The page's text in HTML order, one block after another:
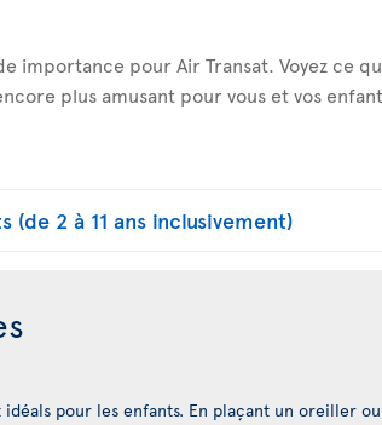
importance pour Air Transat. Voyez ce
plus amusant pour vous et vos
2 à 11 ans inclusivement)
idéals pour les enfants. En plaçant un oreiller